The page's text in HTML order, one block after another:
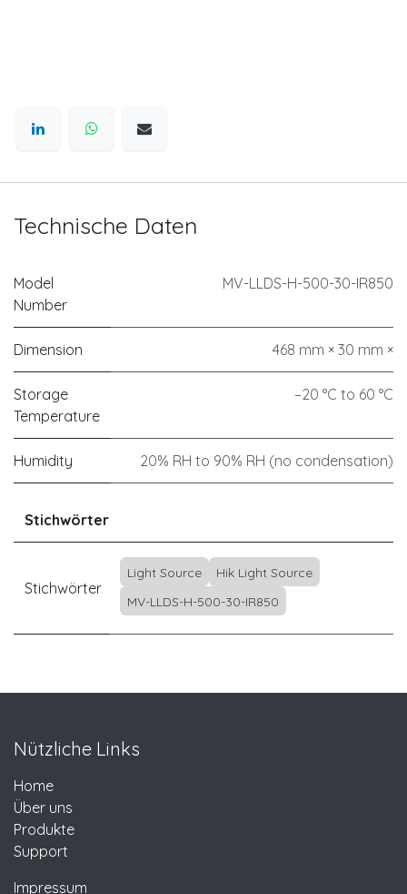
Technische Daten
Model
Number
MV-LLDS-H-500-30-IR850
Dimension 468 mm × 30 mm ×
Storage
Temperature
–20 °C to 60 °C
Humidity 20% RH to 90% RH (no condensation)
Stichwörter
Stichwörter
Light Source
Hik Light Source
MV-LLDS-H-500-30-IR850
Nützliche Links
Home
Über uns
Produkte
Support
Impressum